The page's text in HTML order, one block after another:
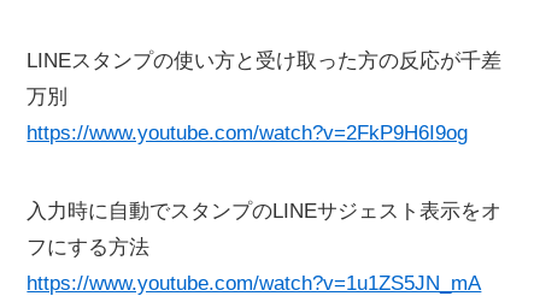
LINEスタンプの使い方と受け取った方の反応が千差
万別
https://www.youtube.com/watch?v=2FkP9H6I9og
入力時に自動でスタンプのLINEサジェスト表示をオ
フにする方法
https://www.youtube.com/watch?v=1u1ZS5JN_mA